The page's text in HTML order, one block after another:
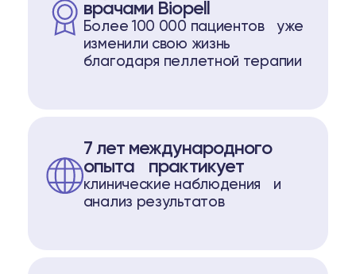
Telegram
врачами Biopell
Более 100 000 пациентов уже
изменили свою жизнь
благодаря пеллетной терапии
7 лет международного
опыта практикует
клинические наблюдения и
анализ результатов